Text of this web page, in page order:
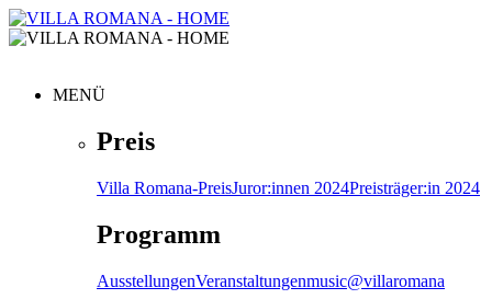
MENÜ
Preis
Villa Romana-PreisJuror:innen 2024Preisträger:in 2024
Programm
AusstellungenVeranstaltungenmusic@villaromana